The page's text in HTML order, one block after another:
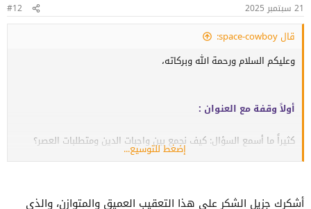
21 سبتمبر 2025 #12
قال space-cowboy:
وعليكم السلام ورحمة الله وبركاته،
أولاً وقفة مع العنوان :
كثيراً ما أسمع السؤال: كيف نجمع بين واجبات الدين ومتطلبات العصر؟
والحقيقة أن هذا السؤال يوحي ضمنياً بوجود "تصادم" بين الاثنين، مع أن
سوية من الأساس وتحتاج إلى مراجعة.
إضغط للتوسيع...
أشكرك جزيل الشكر على هذا التعقيب العميق والمتوازن، والذي